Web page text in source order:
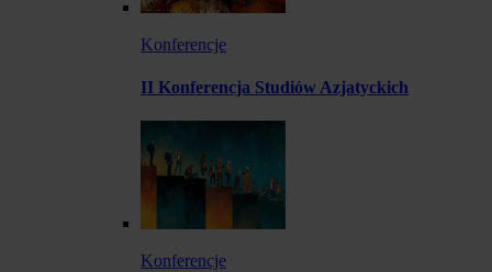
Konferencje
II Konferencja Studiów Azjatyckich
Konferencje